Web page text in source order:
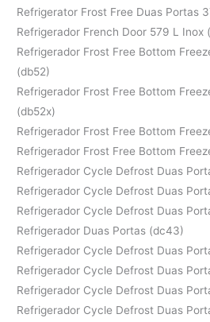
Refrigerator Frost Free Duas Portas
Refrigerador French Door 579 L Inox
Refrigerador Frost Free Bottom
(db52)
Refrigerador Frost Free Bottom
(db52x)
Refrigerador Frost Free Bottom
Refrigerador Frost Free Bottom
Refrigerador Cycle Defrost Duas
Refrigerador Cycle Defrost Duas
Refrigerador Cycle Defrost Duas
Refrigerador Duas Portas (dc43)
Refrigerador Cycle Defrost Duas
Refrigerador Cycle Defrost Duas
Refrigerador Cycle Defrost Duas
Refrigerador Cycle Defrost Duas